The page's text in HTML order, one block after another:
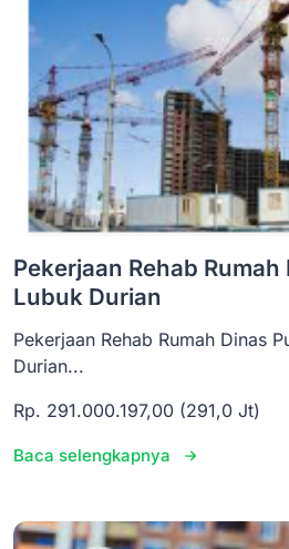
Pekerjaan Rehab
Lubuk Durian
Pekerjaan Rehab Rumah Dinas
Durian...
Rp. 291.000.197,00 (291,0 Jt)
Baca selengkapnya